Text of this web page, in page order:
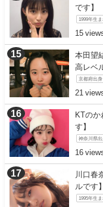
です】
1999年生ま
15
本田望
高レベ
京都府出身
21
KTのか
す】
神奈川県出
16
川口春
ルです】
1995年生ま